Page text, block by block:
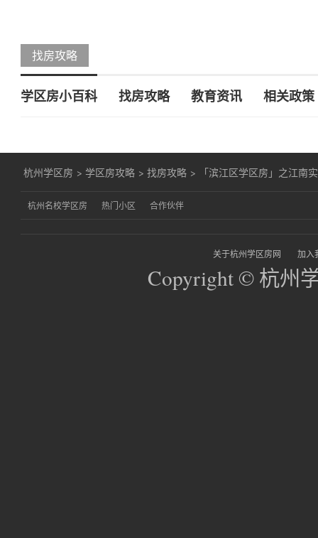
找房攻略
学区房小百科 找房攻略 教育资讯 相关政策
杭州学区房 > 学区房攻略 >找房攻略 > 「滨江区学区房」之江南
杭州名校学区房 热门小区 合作伙伴
关于杭州学区房网 加入
Copyright © 杭州